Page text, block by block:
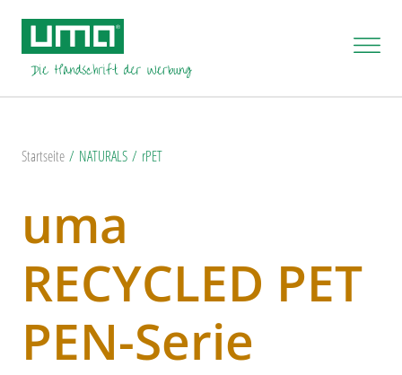
Startseite NATURALS rPET
uma
RECYCLED PET
PEN-Serie